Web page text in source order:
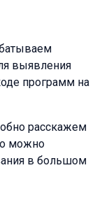
выявления
программ на
расскажем
можно
в большом